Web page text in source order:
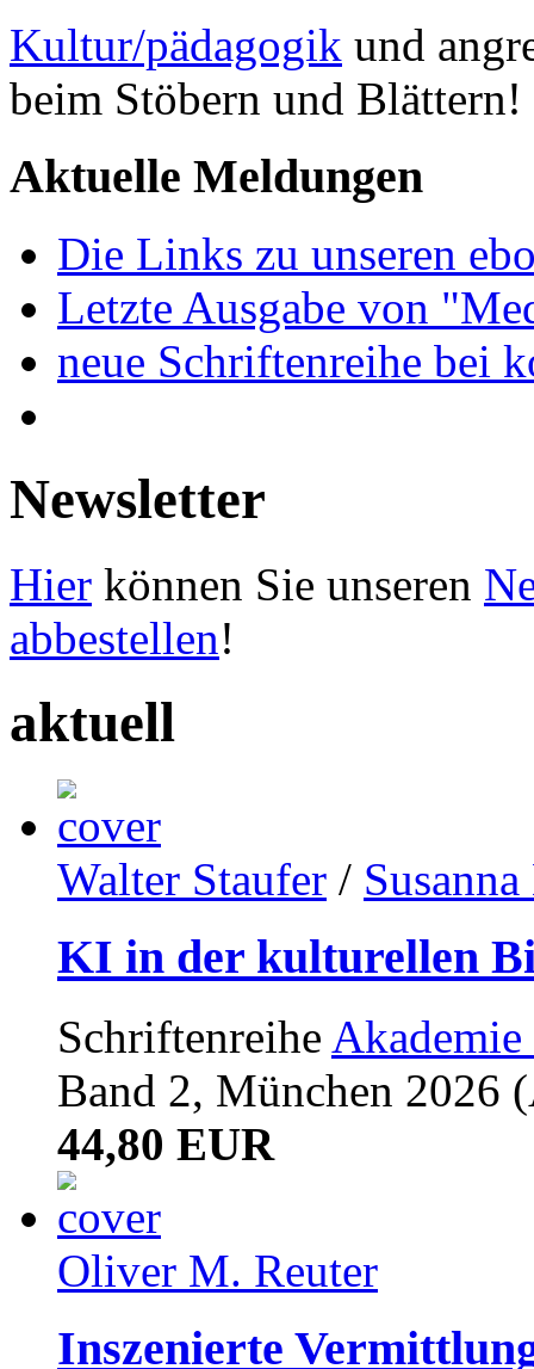
Kultur/pädagogik und
beim Stöbern und Blättern!
Aktuelle Meldungen
Die Links zu unseren
Letzte Ausgabe von
neue Schriftenreihe bei
Newsletter
Hier können Sie unseren
abbestellen!
aktuell
Walter Staufer /
KI in der kulturellen
Schriftenreihe
Band 2, München 2026
44,80 EUR
Oliver M. Reuter
Inszenierte